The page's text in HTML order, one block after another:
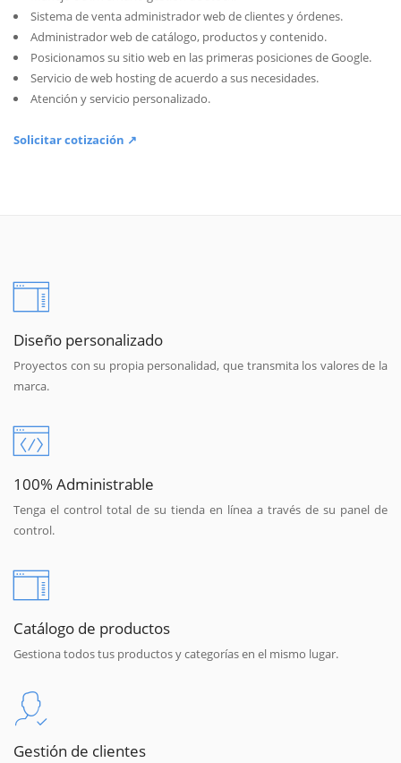
Sistema de venta administrador web de clientes y órdenes.
Administrador web de catálogo, productos y contenido.
Posicionamos su sitio web en las primeras posiciones de Google.
Servicio de web hosting de acuerdo a sus necesidades.
Atención y servicio personalizado.
Solicitar cotización ↗
Diseño personalizado
Proyectos con su propia personalidad, que transmita los valores de la
marca.
100% Administrable
Tenga el control total de su tienda en línea a través de su panel de
control.
Catálogo de productos
Gestiona todos tus productos y categorías en el mismo lugar.
Gestión de clientes